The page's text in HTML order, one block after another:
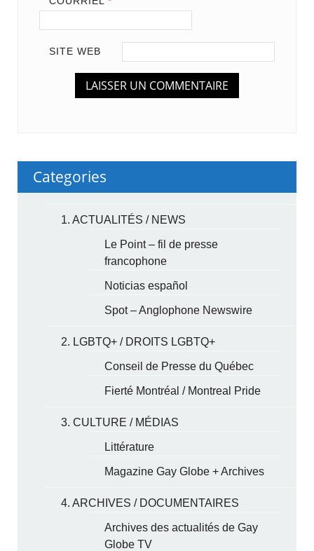
SITE WEB
Categories
1. ACTUALITÉS / NEWS
Le Point – fil de presse
francophone
Noticias español
Spot – Anglophone Newswire
2. LGBTQ+ / DROITS LGBTQ+
Conseil de Presse du Québec
Fierté Montréal / Montreal Pride
3. CULTURE / MÉDIAS
Littérature
Magazine Gay Globe + Archives
4. ARCHIVES / DOCUMENTAIRES
Archives des actualités de Gay
Globe TV